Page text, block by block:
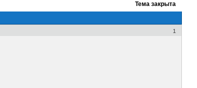
Тема закрыта
1